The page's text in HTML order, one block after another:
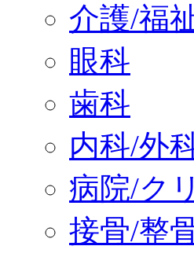
介護/福
眼科
歯科
内科/外
病院/ク
接骨/整